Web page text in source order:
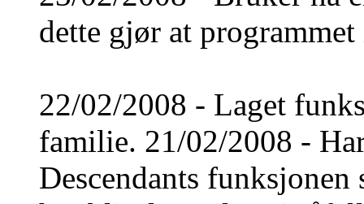
dette gjør at
22/02/2008 - Laget
familie. 21/02/2008 -
Descendants funksjonen